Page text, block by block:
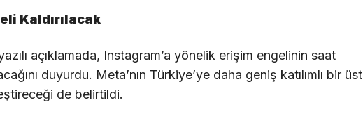
Kaldırılacak
açıklamada, Instagram’a yönelik erişim engelinin saat
duyurdu. Meta’nın Türkiye’ye daha geniş katılımlı bir üst
de belirtildi.